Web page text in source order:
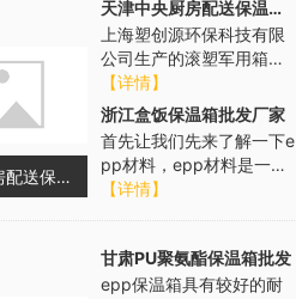
天津中央厨房配送保温箱供货商
天津中央厨房配送保温箱供货商
上海塑创源环保科技有限
公司生产的滚塑军用箱具
有抗强冲击、耐高低温、
缓冲减震、密封防水、防
尘抗腐、漂浮...
【详情】
浙江盒饭保温箱批发厂家
首先让我们先来了解一下e
pp材料，epp材料是一种
相对较新的现代材料，大
【详情】
甘肃PU聚氨酯保温箱批发
epp保温箱具有较好的耐